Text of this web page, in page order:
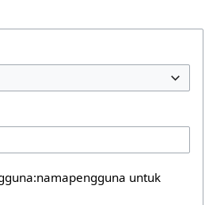
untuk